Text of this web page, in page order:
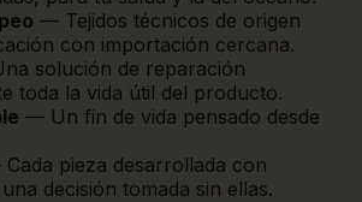
— Tejidos técnicos de origen
con importación cercana.
solución de reparación
toda la vida útil del producto.
— Un fin de vida pensado desde
pieza desarrollada con
decisión tomada sin ellas.